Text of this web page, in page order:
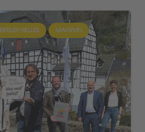
EIFELER HELLES MAHRVIN